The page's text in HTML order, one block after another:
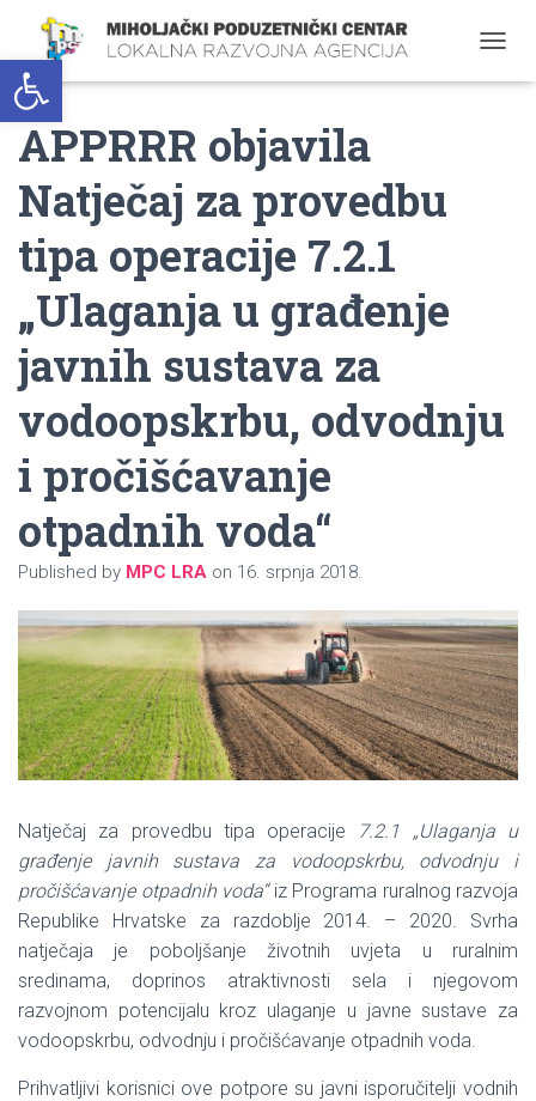
Open toolbar
O
APPRRR objavila
Natječaj za provedbu
tipa operacije 7.2.1
„Ulaganja u građenje
javnih sustava za
vodoopskrbu, odvodnju
i pročišćavanje
otpadnih voda“
Published by MPC LRA on 16. srpnja 2018.
Natječaj za provedbu tipa operacije 7.2.1 „Ulaganja u
građenje javnih sustava za vodoopskrbu, odvodnju i
pročišćavanje otpadnih voda“iz Programa ruralnog razvoja
Republike Hrvatske za razdoblje 2014. – 2020. Svrha
natječaja je poboljšanje životnih uvjeta u ruralnim
sredinama, doprinos atraktivnosti sela i njegovom
razvojnom potencijalu kroz ulaganje u javne sustave za
vodoopskrbu, odvodnju i pročišćavanje otpadnih voda.
Prihvatljivi korisnici ove potpore su javni isporučitelji vodnih